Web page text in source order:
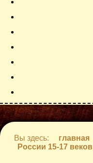
Вы здесь: главная
России 15-17 веков